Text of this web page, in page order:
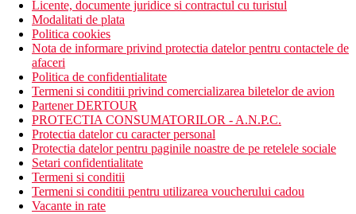
Licente, documente juridice si contractul cu turistul
Modalitati de plata
Politica cookies
Nota de informare privind protectia datelor pentru contactele de
afaceri
Politica de confidentialitate
Termeni si conditii privind comercializarea biletelor de avion
Partener DERTOUR
PROTECTIA CONSUMATORILOR - A.N.P.C.
Protectia datelor cu caracter personal
Protectia datelor pentru paginile noastre de pe retelele sociale
Setari confidentialitate
Termeni si conditii
Termeni si conditii pentru utilizarea voucherului cadou
Vacante in rate